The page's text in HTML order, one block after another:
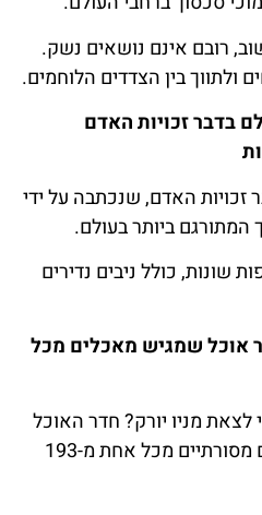
רובם אינם נושאים נשק.
ולתווך בין הצדדים הלוחמים.
בדברזכויותהאדם
זכויות האדם, שנכתבה על ידי
ליותר מ-500 שפות שונות, כולל ניבים נדירים
אוכלשמגיש מאכלים מכל
מניו יורק? חדר האוכל
במטה האו"ם מגיש מאכלים מסורתיים מכל אחת מ-193